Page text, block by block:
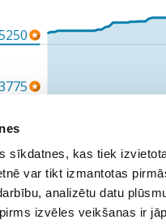
sīkdatnes, kas tiek
var tikt izmantotas
analizētu datu
izvēles veikšanas ir
marts